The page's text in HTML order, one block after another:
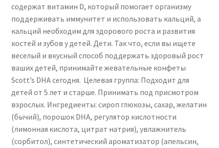
содержат витамин D, который помогает организму
поддерживать иммунитет и использовать кальций, а
кальций необходим для здорового роста и развития
костей и зубов у детей. Дети. Так что, если вы ищете
веселый и вкусный способ поддержать здоровый рост
ваших детей, принимайте жевательные конфеты
Scott’s DHA сегодня. Целевая группа: Подходит для
детей от 5 лет и старше. Принимать под присмотром
взрослых. Ингредиенты: сироп глюкозы, сахар, желатин
(бычий), порошок DHA, регулятор кислотности
(лимонная кислота, цитрат натрия), увлажнитель
(сорбитол), синтетический ароматизатор (апельсин,